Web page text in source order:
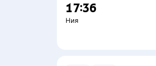
17:36
Ния